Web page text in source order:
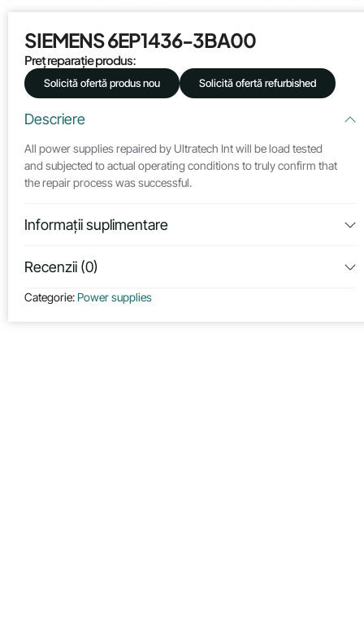
SIEMENS 6EP1436-3BA00
Preț reparație produs:
Solicită ofertă produs nou Solicită ofertă refurbished
Descriere
All power supplies repaired by Ultratech Int will be load tested
and subjected to actual operating conditions to truly confirm that
the repair process was successful.
Informații suplimentare
Recenzii (0)
Categorie: Power supplies